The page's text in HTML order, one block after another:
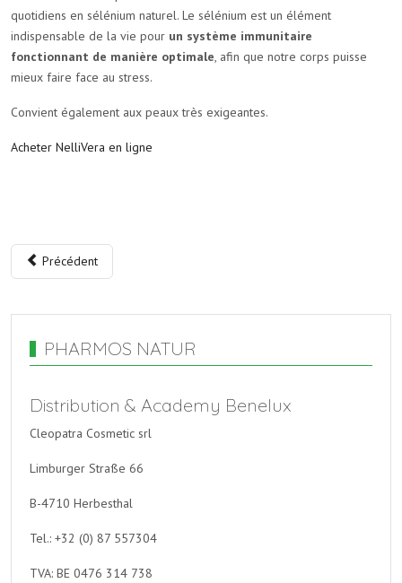
quotidiens en sélénium naturel. Le sélénium est un élément
indispensable de la vie pour un système immunitaire
fonctionnant de manière optimale , afin que notre corps puisse
mieux faire face au stress.
Convient également aux peaux très exigeantes.
Acheter NelliVera en ligne
Précédent
PHARMOS NATUR
Distribution & Academy Benelux
Cleopatra Cosmetic srl
Limburger Straße 66
B-4710 Herbesthal
Tel.: +32 (0) 87 557304
TVA: BE 0476 314 738